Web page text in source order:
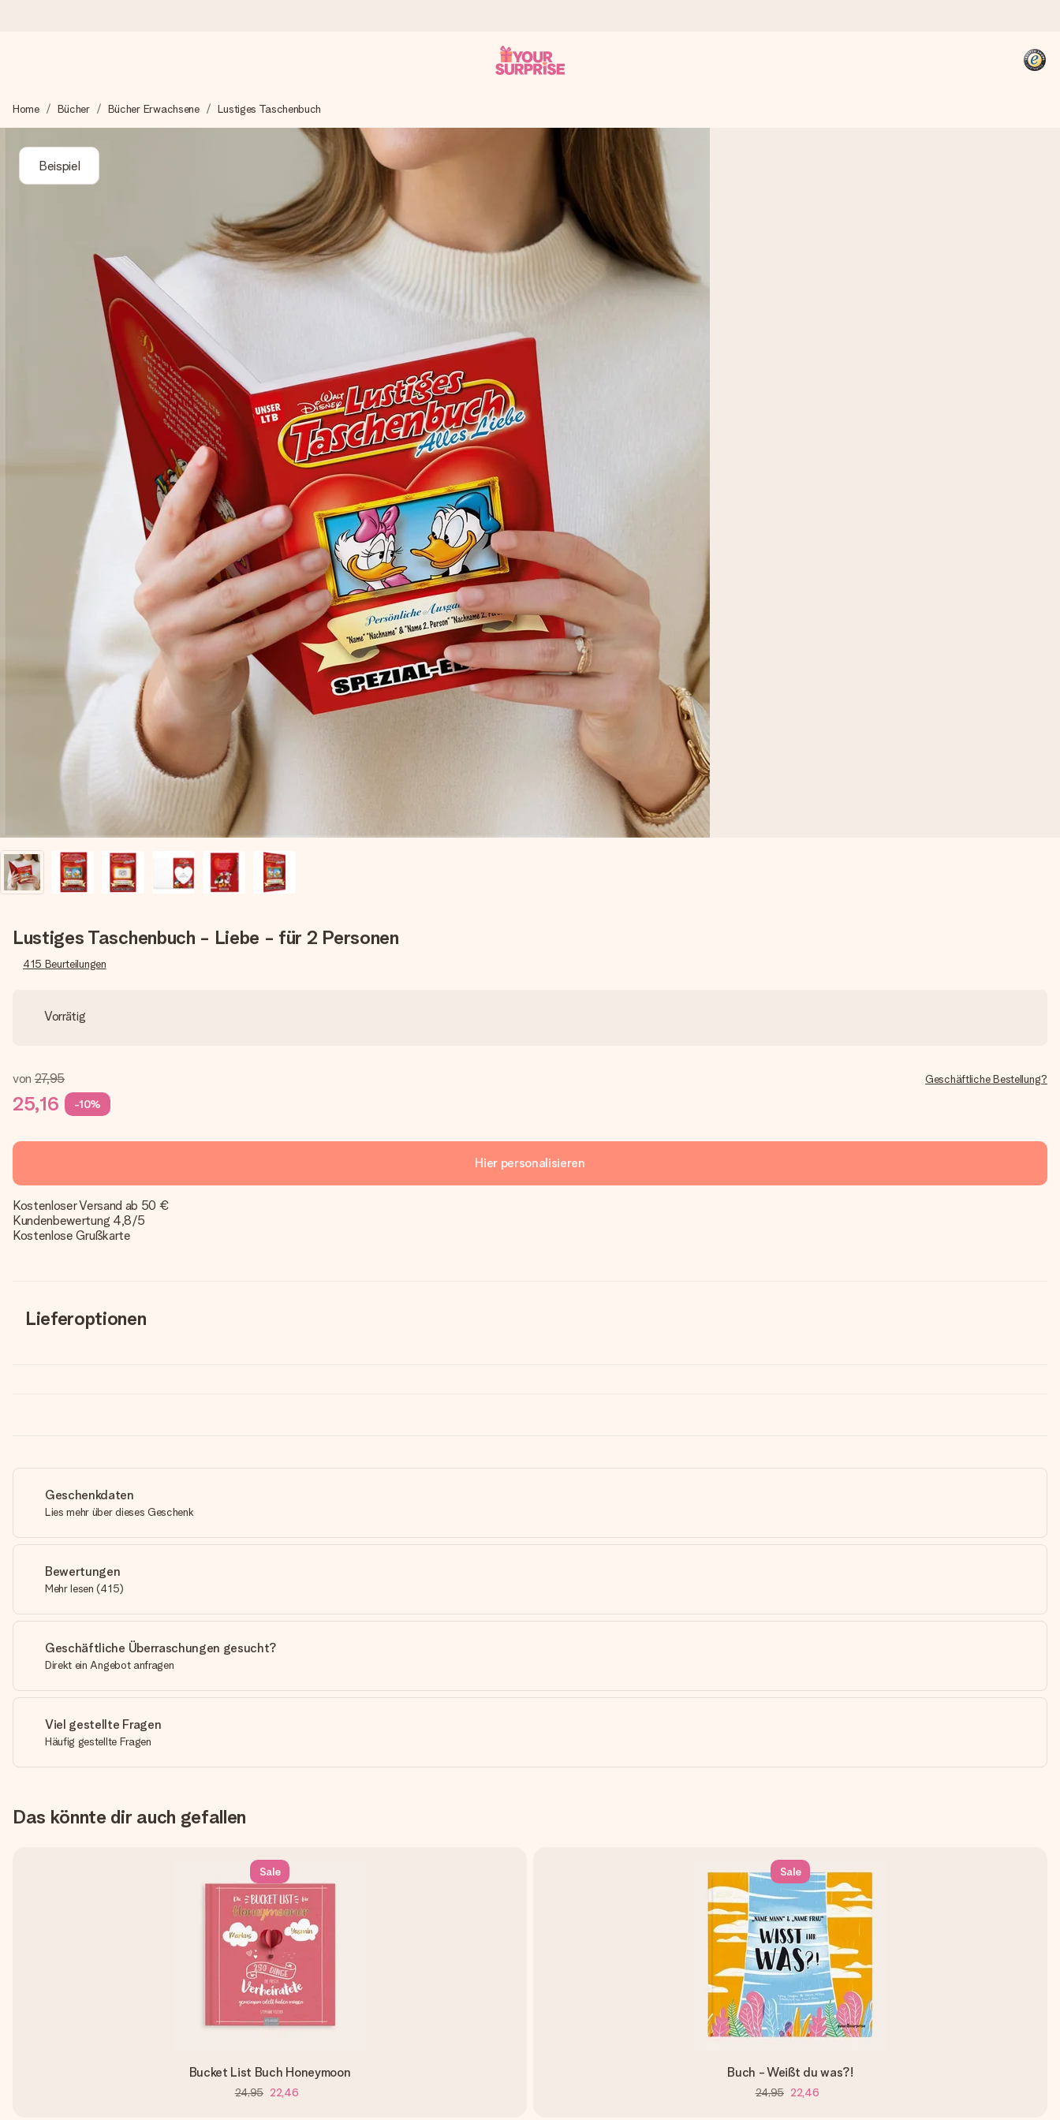
Wir bereiten dein Geschenk sorgfältig vor und schicken es blitzschnell – damit du es genau zum richtigen Zeitpunkt überreichen kannst, wenn es am meisten
zählt.
4,8 (basierend auf +15.000 Bewertungen)
Unsere Geschenke begeistern. Kunden bewerten uns mit 4,8 bei Google Reviews (Gesamtergebnis aller Länder, in die wir versenden).
+49 39292 929695
Montag - Freitag : 8:30 - 17:00 Uhr
Samstag - Sonntag : 8:30 - 13:00 Uhr
Home Bücher Bücher Erwachsene Lustiges Taschenbuch
Beispiel
Lustiges Taschenbuch - Liebe - für 2 Personen
415 Beurteilungen
Vorrätig
von 27,95
25,16 -10%
Geschäftliche Bestellung?
Hier personalisieren
Kostenloser Versand ab 50 €
Kundenbewertung 4,8/5
Kostenlose Grußkarte
Lieferoptionen
Geschenkdaten
Lies mehr über dieses Geschenk
Bewertungen
Mehr lesen (415)
Geschäftliche Überraschungen gesucht?
Direkt ein Angebot anfragen
Viel gestellte Fragen
Häufig gestellte Fragen
Das könnte dir auch gefallen
Sale
Bucket List Buch Honeymoon
24,95 22,46
Sale
Buch - Weißt du was?!
24,95 22,46